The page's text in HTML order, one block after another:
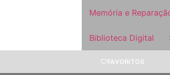
Memória e
Biblioteca Digital
FAVORITOS